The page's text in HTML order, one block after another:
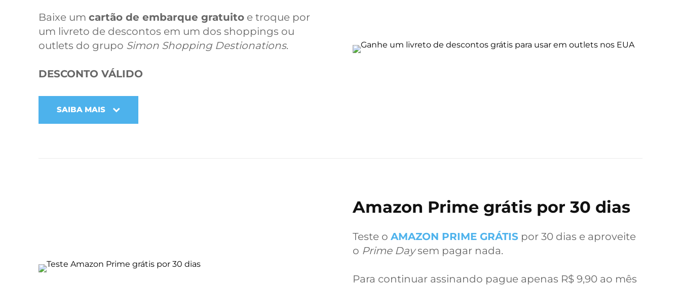
Baixe um cartão de embarque gratuito e troque por
um livreto de descontos em um dos shoppings ou
outlets do grupo Simon Shopping Destionations.
DESCONTO VÁLIDO
SAIBA MAIS
Amazon Prime grátis por 30 dias
Teste o AMAZON PRIME GRÁTIS por 30 dias e aproveite
o Prime Daysem pagar nada.
Para continuar assinando pague apenas R$ 9,90 ao mês